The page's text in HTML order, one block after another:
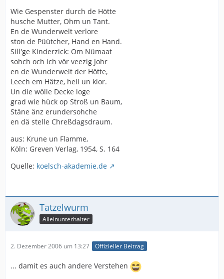
Wie Gespenster durch de Hötte
husche Mutter, Ohm un Tant.
En de Wunderwelt verlore
ston de Püütcher, Hand en Hand.
Sill'ge Kinderzick: Om Nümaat
sohch och ich vör veezig Johr
en de Wunderwelt der Hötte,
Leech em Hätze, hell un klor.
Un die wölle Decke loge
grad wie hück op Stroß un Baum,
Stäne änz erundersohche
en dä stelle Chreßdagsdraum.
aus: Krune un Flamme,
Köln: Greven Verlag, 1954, S. 164
Quelle: koelsch-akademie.de
Tatzelwurm
Alleinunterhalter
2. Dezember 2006 um 13:27 Offizieller Beitrag
... damit es auch andere Verstehen